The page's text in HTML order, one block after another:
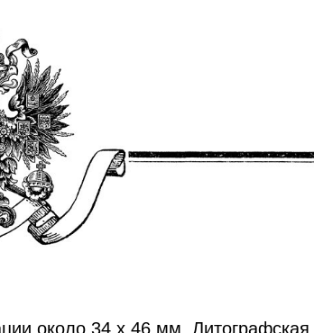
около 34 х 46 мм. Литографская